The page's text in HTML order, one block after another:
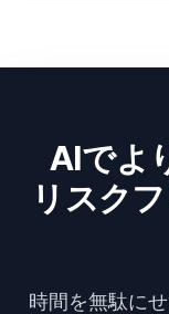
AIでよ
リスク
時間を無駄に